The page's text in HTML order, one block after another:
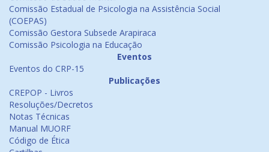
Comissão Estadual de Psicologia na Assistência Social
(COEPAS)
Comissão Gestora Subsede Arapiraca
Comissão Psicologia na Educação
Eventos
Eventos do CRP-15
Publicações
CREPOP - Livros
Resoluções/Decretos
Notas Técnicas
Manual MUORF
Código de Ética